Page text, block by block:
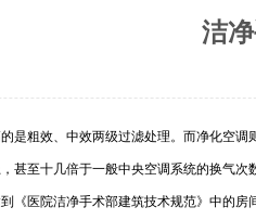
洁
是粗效、中效两级过滤处理。而净化空
甚至十几倍于一般中央空调系统的换气
《医院洁净手术部建筑技术规范》中的